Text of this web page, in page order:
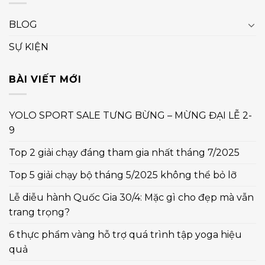
BLOG
SỰ KIỆN
BÀI VIẾT MỚI
YOLO SPORT SALE TƯNG BỪNG – MỪNG ĐẠI LỄ 2-
9
Top 2 giải chạy đáng tham gia nhất tháng 7/2025
Top 5 giải chạy bộ tháng 5/2025 không thể bỏ lỡ
Lễ diễu hành Quốc Gia 30/4: Mặc gì cho đẹp mà vẫn
trang trọng?
6 thực phẩm vàng hỗ trợ quá trình tập yoga hiệu
quả